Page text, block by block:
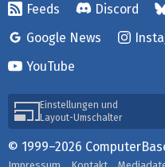
Feeds Discord
Google News
YouTube
Einstellungen und
Layout-Umschalter
© 1999–2026